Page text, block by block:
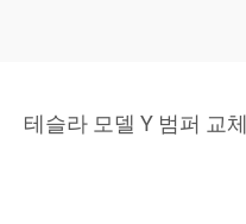
테슬라 모델 Y 범퍼 교체